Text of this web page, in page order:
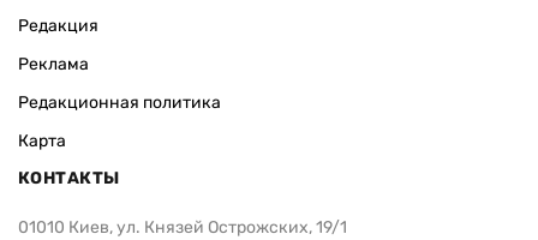
Редакция
Реклама
Редакционная политика
Карта
КОНТАКТЫ
01010 Киев, ул. Князей Острожских, 19/1